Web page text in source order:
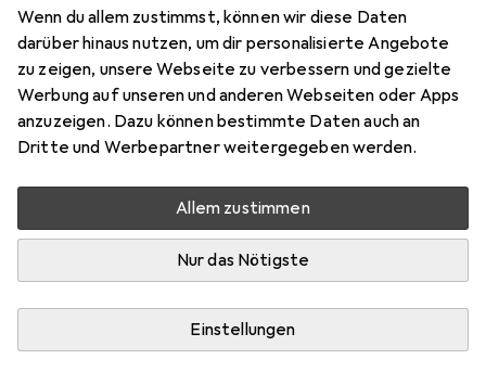
Wenn du allem zustimmst, können wir diese Daten
darüber hinaus nutzen, um dir personalisierte Angebote
zu zeigen, unsere Webseite zu verbessern und gezielte
Werbung auf unseren und anderen Webseiten oder Apps
anzuzeigen. Dazu können bestimmte Daten auch an
Dritte und Werbepartner weitergegeben werden.
Allem zustimmen
Nur das Nötigste
Einstellungen
2592 x 1944 Pixels
Preis in EUR inkl. MwSt.
Bewertungen Marke
Mehr von Hanwha
Mehr als 10 Stück an Lager beim Drittanbieter
Lieferort angeben für genaue Lieferzeit
StockNet ConnectFR